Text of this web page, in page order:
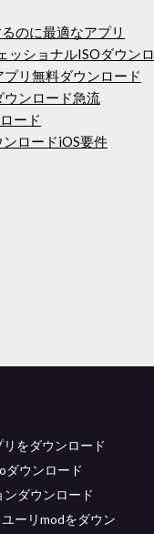
のに最適なアプリ
ッショナルISOダウン
リ無料ダウンロード
ンロード急流
ード
ロードiOS要件
をダウンロード
ダウンロード
ンダウンロード
ーリmodをダウン